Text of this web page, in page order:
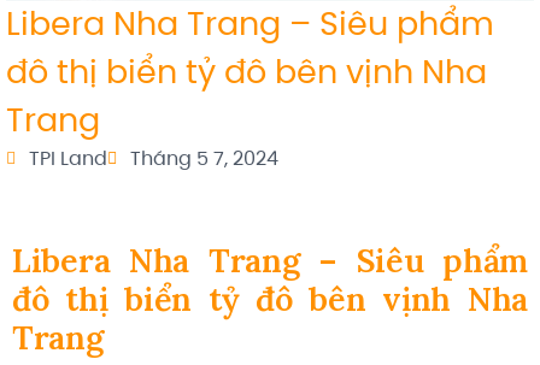
Libera Nha Trang – Siêu phẩm
đô thị biển tỷ đô bên vịnh Nha
Trang
TPI Land Tháng 5 7, 2024
Libera Nha Trang – Siêu phẩm
đô thị biển tỷ đô bên vịnh Nha
Trang